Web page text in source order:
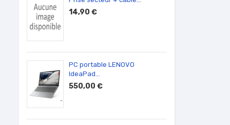
14,90 €
PC portable LENOVO
IdeaPad...
550,00 €